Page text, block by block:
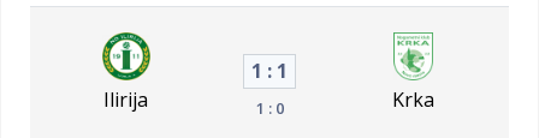
Ilirija
1 : 1
1 : 0 Krka